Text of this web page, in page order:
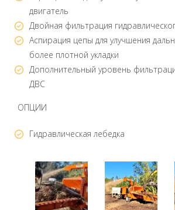
двигатель
Двойная фильтрация
Аспирация цепы для улучшения
более плотной укладки
Дополнительный уровень
ДВС
ОПЦИИ
Гидравлическая лебедка